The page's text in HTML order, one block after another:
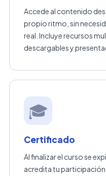
Accede al contenido
propio ritmo, sin
real. Incluye recursos
descargables y
🎓
Certificado
Al finalizar el curso se
acredita tu participación